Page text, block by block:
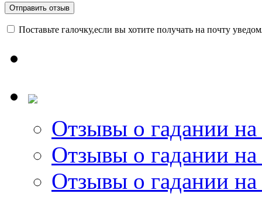
Поставьте галочку,если вы хотите получать на почту
Отзывы о гадании на
Отзывы о гадании на
Отзывы о гадании на